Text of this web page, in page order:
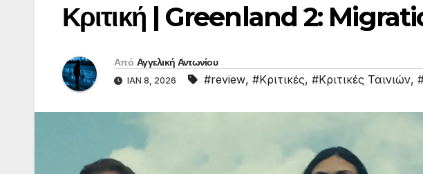
Κριτική | Greenland 2:
Από Αγγελική Αντωνίου
ΙΑΝ 8, 2026 #review, #Κριτικές, #Κριτικές Ταινιών,